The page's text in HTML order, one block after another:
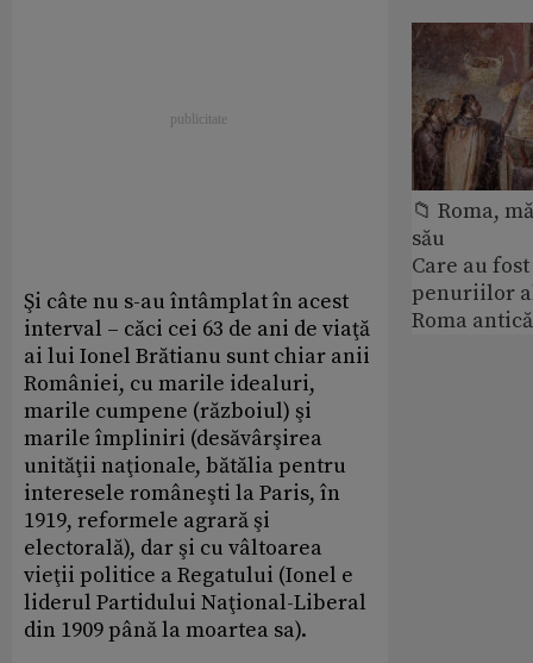
Şi câte nu s-au întâmplat în acest
interval – căci cei 63 de ani de viaţă
ai lui Ionel Brătianu sunt chiar anii
României, cu marile idealuri,
marile cumpene (războiul) şi
marile împliniri (desăvârşirea
unităţii naţionale, bătălia pentru
interesele româneşti la Paris, în
1919, reformele agrară şi
electorală), dar şi cu vâltoarea
vieţii politice a Regatului (Ionel e
liderul Partidului Naţional-Liberal
din 1909 până la moartea sa).
📁 Roma,
său
Care au
penuriilor
Roma